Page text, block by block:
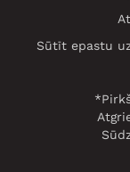
Sūtīt epastu